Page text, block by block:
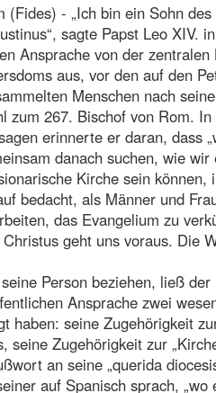
(Fides) - „Ich bin ein Sohn
sagte Papst Leo XIV.
Ansprache von der zentralen
aus, vor den auf den
Menschen nach
zum 267. Bischof von Rom.
erinnerte er daran, dass
danach suchen, wie wir
Kirche sein können,
bedacht, als Männer und
das Evangelium zu
geht uns voraus. Die
Person beziehen, ließ der
Ansprache zwei
haben: seine Zugehörigkeit
seine Zugehörigkeit zur
an seine „querida
auf Spanisch sprach, „wo